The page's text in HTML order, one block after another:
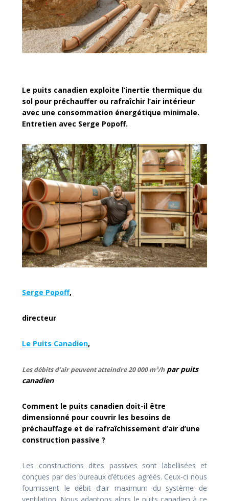
Le puits canadien exploite l’inertie thermique du
sol pour préchauffer ou rafraîchir l’air intérieur
avec une consommation énergétique minimale.
Entretien avec Serge Popoff.
Serge Popoff,
directeur
Le Puits Canadien,
Les débits d’air peuvent atteindre 20 000 m³/hpar puits
canadien
Comment le puits canadien doit-il être
dimensionné pour couvrir les besoins de
préchauffage et de rafraîchissement d’air d’une
construction passive ?
Les constructions dites passives sont labellisées et
conçues par des bureaux d’études agréés. Ceux-ci nous
fournissent le débit d’air maximum du système de